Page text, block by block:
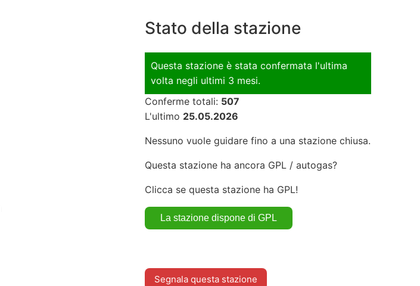
Stato della stazione
Questa stazione è stata confermata l'ultima
volta negli ultimi 3 mesi.
Conferme totali: 507
L'ultimo 25.05.2026
Nessuno vuole guidare fino a una stazione chiusa.
Questa stazione ha ancora GPL / autogas?
Clicca se questa stazione ha GPL!
Segnala questa stazione